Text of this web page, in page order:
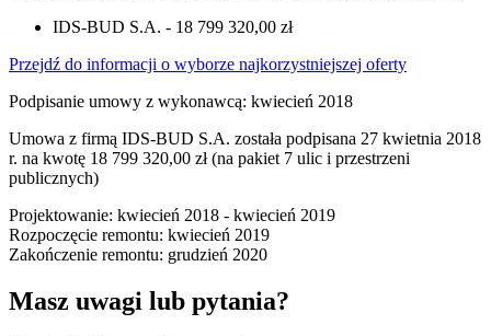
IDS-BUD S.A. - 18 799 320,00 zł
Przejdź do informacji o wyborze najkorzystniejszej oferty
Podpisanie umowy z wykonawcą: kwiecień 2018
Umowa z firmą IDS-BUD S.A. została podpisana 27 kwietnia 2018
r. na kwotę 18 799 320,00 zł (na pakiet 7 ulic i przestrzeni
publicznych)
Projektowanie: kwiecień 2018 - kwiecień 2019
Rozpoczęcie remontu: kwiecień 2019
Zakończenie remontu: grudzień 2020
Masz uwagi lub pytania?